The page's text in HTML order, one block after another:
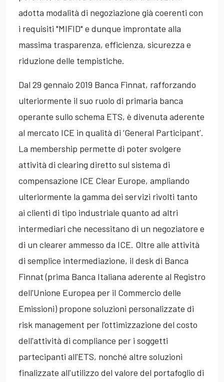
adotta modalità di negoziazione già coerenti con
i requisiti "MIFID" e dunque improntate alla
massima trasparenza, efficienza, sicurezza e
riduzione delle tempistiche.
Dal 29 gennaio 2019 Banca Finnat, rafforzando
ulteriormente il suo ruolo di primaria banca
operante sullo schema ETS, è divenuta aderente
al mercato ICE in qualità di ‘General Participant’.
La membership permette di poter svolgere
attività di clearing diretto sul sistema di
compensazione ICE Clear Europe, ampliando
ulteriormente la gamma dei servizi rivolti tanto
ai clienti di tipo industriale quanto ad altri
intermediari che necessitano di un negoziatore e
di un clearer ammesso da ICE. Oltre alle attività
di semplice intermediazione, il desk di Banca
Finnat (prima Banca Italiana aderente al Registro
dell'Unione Europea per il Commercio delle
Emissioni) propone soluzioni personalizzate di
risk management per l'ottimizzazione del costo
dell'attività di compliance per i soggetti
partecipanti all'ETS, nonché altre soluzioni
finalizzate all'utilizzo del valore del portafoglio di